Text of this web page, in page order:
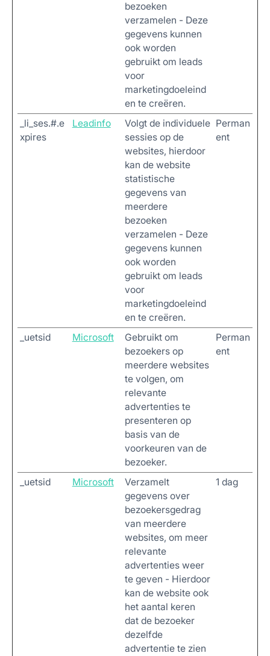
bezoeken
verzamelen - Deze
gegevens kunnen
ook worden
gebruikt om leads
voor
marketingdoeleind
en te creëren.
_li_ses.#.e
xpires
Leadinfo
Volgt de individuele
sessies op de
websites, hierdoor
kan de website
statistische
gegevens van
meerdere
bezoeken
verzamelen - Deze
gegevens kunnen
ook worden
gebruikt om leads
voor
marketingdoeleind
en te creëren.
Perman
ent
_uetsid Microsoft
Gebruikt om
bezoekers op
meerdere websites
te volgen, om
relevante
advertenties te
presenteren op
basis van de
voorkeuren van de
bezoeker.
Perman
ent
_uetsid Microsoft
Verzamelt
gegevens over
bezoekersgedrag
van meerdere
websites, om meer
relevante
advertenties weer
te geven - Hierdoor
kan de website ook
het aantal keren
dat de bezoeker
dezelfde
advertentie te zien
1 dag